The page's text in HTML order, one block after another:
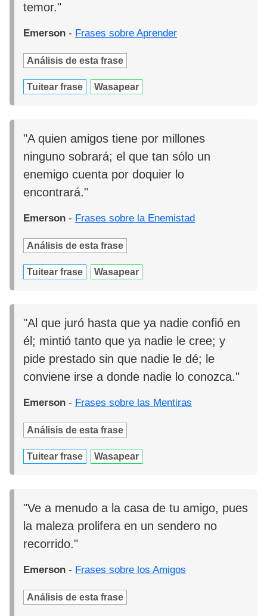
temor."
Emerson - Frases sobre Aprender
Análisis de esta frase
Tuitear frase Wasapear
"A quien amigos tiene por millones
ninguno sobrará; el que tan sólo un
enemigo cuenta por doquier lo
encontrará."
Emerson - Frases sobre la Enemistad
Análisis de esta frase
Tuitear frase Wasapear
"Al que juró hasta que ya nadie confió en
él; mintió tanto que ya nadie le cree; y
pide prestado sin que nadie le dé; le
conviene irse a donde nadie lo conozca."
Emerson - Frases sobre las Mentiras
Análisis de esta frase
Tuitear frase Wasapear
"Ve a menudo a la casa de tu amigo, pues
la maleza prolifera en un sendero no
recorrido."
Emerson - Frases sobre los Amigos
Análisis de esta frase